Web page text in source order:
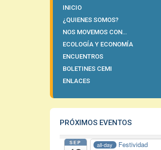
INICIO
¿QUIENES SOMOS?
NOS MOVEMOS CON…
ECOLOGÍA Y ECONOMÍA
ENCUENTROS
BOLETINES CEMI
ENLACES
PRÓXIMOS EVENTOS
SEP all-day
Festividad